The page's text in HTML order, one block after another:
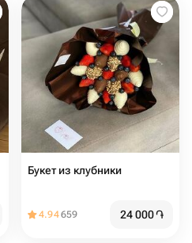
Букет из клубники
4.94659 24 000֏